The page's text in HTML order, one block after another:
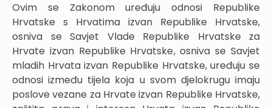
Ovim se Zakonom uređuju odnosi Republike
Hrvatske s Hrvatima izvan Republike Hrvatske,
osniva se Savjet Vlade Republike Hrvatske za
Hrvate izvan Republike Hrvatske, osniva se Savjet
mladih Hrvata izvan Republike Hrvatske, uređuju se
odnosi između tijela koja u svom djelokrugu imaju
poslove vezane za Hrvate izvan Republike Hrvatske,